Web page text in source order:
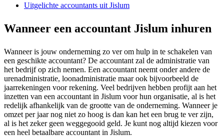
Uitgelichte accountants uit Jislum
Wanneer een accountant Jislum inhuren
Wanneer is jouw onderneming zo ver om hulp in te schakelen van
een geschikte accountant? De accountant zal de administratie van
het bedrijf op zich nemen. Een accountant neemt onder andere de
urenadministratie, loonadministratie maar ook bijvoorbeeld de
jaarrekeningen voor rekening. Veel bedrijven hebben profijt aan het
inzetten van een accountant in Jislum voor hun organisatie, al is het
redelijk afhankelijk van de grootte van de onderneming. Wanneer je
omzet per jaar nog niet zo hoog is dan kan het een brug te ver zijn,
al is het zeker geen weggegooid geld. Je kunt nog altijd kiezen voor
een heel betaalbare accountant in Jislum.